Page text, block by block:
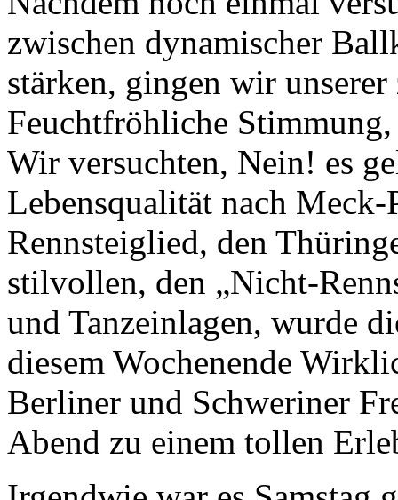
zwischen dynamischer
stärken, gingen wir
Feuchtfröhliche
Wir versuchten, Nein! es
Lebensqualität nach
Rennsteiglied, den
stilvollen, den „Nicht-
und Tanzeinlagen, wurde
diesem Wochenende
Berliner und Schweriner
Abend zu einem tollen